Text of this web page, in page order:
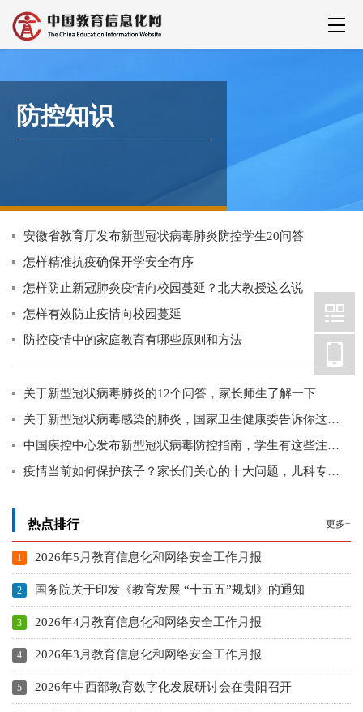
防控知识
安徽省教育厅发布新型冠状病毒肺炎防控学生20问答
怎样精准抗疫确保开学安全有序
怎样防止新冠肺炎疫情向校园蔓延？北大教授这么说
怎样有效防止疫情向校园蔓延
防控疫情中的家庭教育有哪些原则和方法
关于新型冠状病毒肺炎的12个问答，家长师生了解一下
关于新型冠状病毒感染的肺炎，国家卫生健康委告诉你这些知识
中国疾控中心发布新型冠状病毒防控指南，学生有这些注意事项
疫情当前如何保护孩子？家长们关心的十大问题，儿科专家给出建议
更多+
热点排行
2026年5月教育信息化和网络安全工作月报
国务院关于印发《教育发展 “十五五”规划》的通知
2026年4月教育信息化和网络安全工作月报
2026年3月教育信息化和网络安全工作月报
2026年中西部教育数字化发展研讨会在贵阳召开